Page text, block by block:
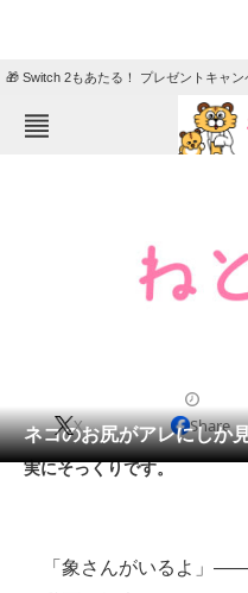
🎁 Switch 2もあたる！ プレゼントキャン
会員記事
ITの今と未来を見通す
ネコのお尻がアレにしか
X Share
実にそっくりです。
「象さんがいるよ」――